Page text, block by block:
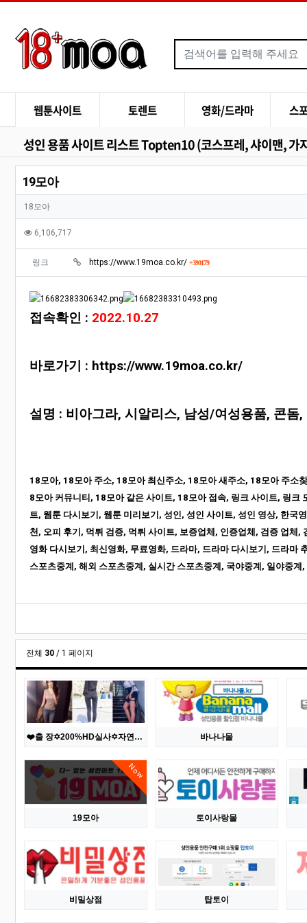
웹툰사이트 토렌트 영화/드라마 스
성인 용품 사이트 리스트 Topten10 (코스프레, 샤이맨, 가
19모아
작성자 정보
작성자
18모아
컨텐츠 정보
조회6,106,717
관련자료
링크 https://www.19moa.co.kr/ 390179회 연결
접속확인 : 2022.10.27
바로가기 : https://www.19moa.co.kr/
설명 : 비아그라, 시알리스, 남성/여성용품, 콘
18모아, 18모아 주소, 18모아 최신주소, 18모아 새주소, 18모아 주소
8모아 커뮤니티, 18모아 같은 사이트, 18모아 접속, 링크 사이트, 링크
트, 웹툰 다시보기, 웹툰 미리보기, 성인, 성인 사이트, 성인 영상, 한국
천, 오피 후기, 먹튀 검증, 먹튀 사이트, 보증업체, 인증업체, 검증 업체
영화 다시보기, 최신영화, 무료영화, 드라마, 드라마 다시보기, 드라마
스포츠중계, 해외 스포츠중계, 실시간 스포츠중계, 국야중계, 일야중
전체 30 / 1 페이지
❤️출 장✡️200%HD실사✡️자연산↘슬림↗가슴✅실물초이스✅핵와꾸 언니들✅무한질싸✅❤️█▓서비스 200%보장 바나나몰
Now
19모아 토이사랑몰
비밀상점 탑토이